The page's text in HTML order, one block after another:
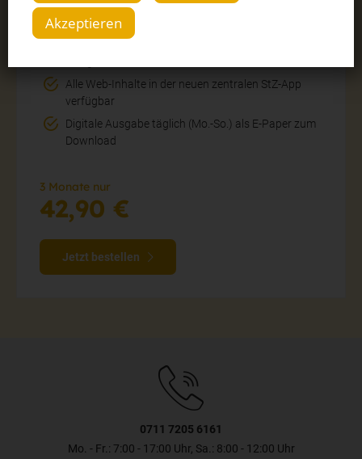
Alle Inhalte auf stuttgarter-zeitung.de im neuen
Alle Web-Inhalte in der neuen zentralen StZ-App
verfügbar
Digitale Ausgabe täglich (Mo.-So.) als E-Paper zum
Download
3 Monate nur
42,90 €
Jetzt bestellen
0711 7205 6161
Mo. - Fr.: 7:00 - 17:00 Uhr, Sa.: 8:00 - 12:00 Uhr
Akzeptieren